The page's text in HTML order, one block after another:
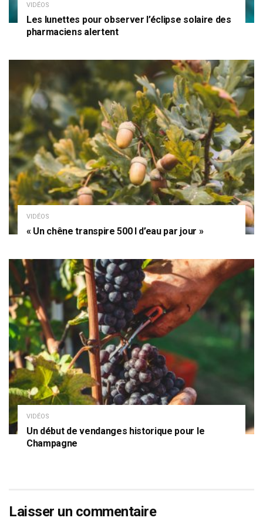
VIDÉOS
Les lunettes pour observer l’éclipse solaire des
pharmaciens alertent
VIDÉOS
« Un chêne transpire 500 l d’eau par jour »
VIDÉOS
Un début de vendanges historique pour le
Champagne
Laisser un commentaire